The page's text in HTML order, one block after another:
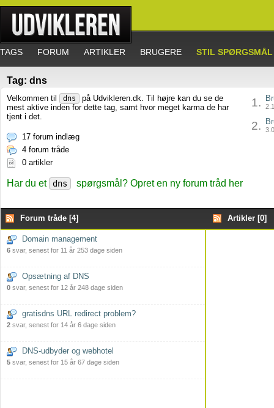
TAGS FORUM ARTIKLER BRUGERE STIL SPØRGSMÅL
Tag: dns
Velkommen til dns
på Udvikleren.dk. Til højre kan du se de
mest aktive inden for dette tag, samt hvor meget karma de har
tjent i det.
17 forum indlæg
4 forum tråde
0 artikler
1.
2.
Har du et dns spørgsmål? Opret en ny forum tråd her
Forum tråde [4] Artikler [0]
Domain management
6 svar, senest for 11 år 253 dage siden
Opsætning af DNS
0 svar, senest for 12 år 248 dage siden
gratisdns URL redirect problem?
2 svar, senest for 14 år 6 dage siden
DNS-udbyder og webhotel
5 svar, senest for 15 år 67 dage siden